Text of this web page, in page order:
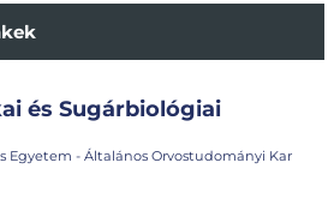
és Sugárbiológiai
Egyetem - Általános Orvostudományi Kar